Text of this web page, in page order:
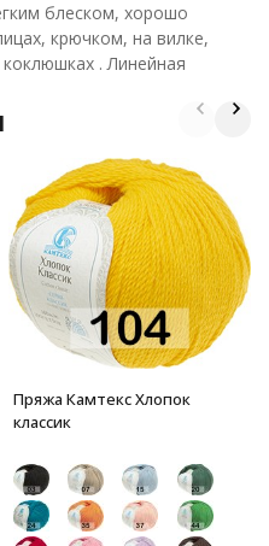
блеском, хорошо
крючком, на вилке,
. Линейная
Пряжа Камтекс Хлопок
классик